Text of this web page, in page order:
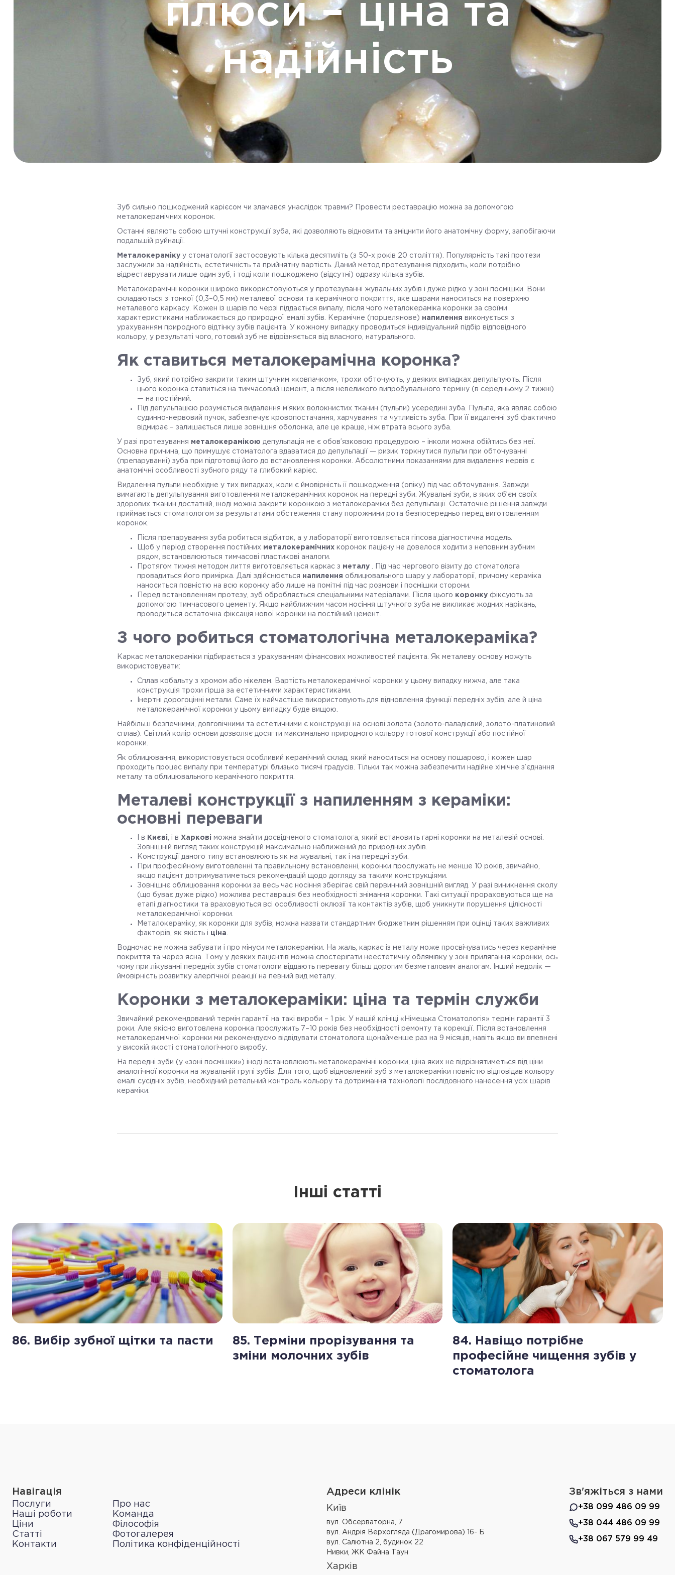
плюси – ціна та
надійність
Зуб сильно пошкоджений карієсом чи зламався унаслідок травми? Провести реставрацію можна за допомогою
металокерамічних коронок.
Останні являють собою штучні конструкції зуба, які дозволяють відновити та зміцнити його анатомічну форму, запобігаючи
подальшій руйнації.
Металокераміку у стоматології застосовують кілька десятиліть (з 50-х років 20 століття). Популярність такі протези
заслужили за надійність, естетичність та прийнятну вартість. Даний метод протезування підходить, коли потрібно
відреставрувати лише один зуб, і тоді коли пошкоджено (відсутні) одразу кілька зубів.
Металокерамічні коронки широко використовуються у протезуванні жувальних зубів і дуже рідко у зоні посмішки. Вони
складаються з тонкої (0,3–0,5 мм) металевої основи та керамічного покриття, яке шарами наноситься на поверхню
металевого каркасу. Кожен із шарів по черзі піддається випалу, після чого металокераміка коронки за своїми
характеристиками наближається до природної емалі зубів. Керамічне (порцелянове) напилення виконується з
урахуванням природного відтінку зубів пацієнта. У кожному випадку проводиться індивідуальний підбір відповідного
кольору, у результаті чого, готовий зуб не відрізняється від власного, натурального.
Як ставиться металокерамічна коронка?
Зуб, який потрібно закрити таким штучним «ковпачком», трохи обточують, у деяких випадках депульпують. Після
цього коронка ставиться на тимчасовий цемент, а після невеликого випробувального терміну (в середньому 2 тижні)
— на постійний.
Під депульпацією розуміється видалення м’яких волокнистих тканин (пульпи) усередині зуба. Пульпа, яка являє собою
судинно-нервовий пучок, забезпечує кровопостачання, харчування та чутливість зуба. При її видаленні зуб фактично
відмирає – залишається лише зовнішня оболонка, але це краще, ніж втрата всього зуба.
У разі протезування металокерамікою депульпація не є обов’язковою процедурою – інколи можна обійтись без неї.
Основна причина, що примушує стоматолога вдаватися до депульпації — ризик торкнутися пульпи при обточуванні
(препаруванні) зуба при підготовці його до встановлення коронки. Абсолютними показаннями для видалення нервів є
анатомічні особливості зубного ряду та глибокий карієс.
Видалення пульпи необхідне у тих випадках, коли є ймовірність її пошкодження (опіку) під час обточування. Завжди
вимагають депульпування виготовлення металокерамічних коронок на передні зуби. Жувальні зуби, в яких об’єм своїх
здорових тканин достатній, іноді можна закрити коронкою з металокераміки без депульпації. Остаточне рішення завжди
приймається стоматологом за результатами обстеження стану порожнини рота безпосередньо перед виготовленням
коронок.
Після препарування зуба робиться відбиток, а у лабораторії виготовляється гіпсова діагностична модель.
Щоб у період створення постійних металокерамічних коронок пацієну не довелося ходити з неповним зубним
рядом, встановлюються тимчасові пластикові аналоги.
Протягом тижня методом лиття виготовляється каркас з металу . Під час чергового візиту до стоматолога
провадиться його примірка. Далі здійснюється напилення облицювального шару у лабораторії, причому кераміка
наноситься повністю на всю коронку або лише на помітні під час розмови і посмішки сторони.
Перед встановленням протезу, зуб обробляється спеціальними матеріалами. Після цього коронку фіксують за
допомогою тимчасового цементу. Якщо найближчим часом носіння штучного зуба не викликає жодних нарікань,
проводиться остаточна фіксація нової коронки на постійний цемент.
З чого робиться стоматологічна металокераміка?
Каркас металокераміки підбирається з урахуванням фінансових можливостей пацієнта. Як металеву основу можуть
використовувати:
Сплав кобальту з хромом або нікелем. Вартість металокерамічної коронки у цьому випадку нижча, але така
конструкція трохи гірша за естетичними характеристиками.
Інертні дорогоцінні метали. Саме їх найчастіше використовують для відновлення функції передніх зубів, але й ціна
металокерамічної коронки у цьому випадку буде вищою.
Найбільш безпечними, довговічними та естетичними є конструкції на основі золота (золото-паладієвий, золото-платиновий
сплав). Світлий колір основи дозволяє досягти максимально природного кольору готової конструкції або постійної
коронки.
Як облицювання, використовується особливий керамічний склад, який наноситься на основу пошарово, і кожен шар
проходить процес випалу при температурі близько тисячі градусів. Тільки так можна забезпечити надійне хімічне з’єднання
металу та облицювального керамічного покриття.
Металеві конструкції з напиленням з кераміки:
основні переваги
І в Києві , і в Харкові можна знайти досвідченого стоматолога, який встановить гарні коронки на металевій основі.
Зовнішній вигляд таких конструкцій максимально наближений до природних зубів.
Конструкції даного типу встановлюють як на жувальні, так і на передні зуби.
При професійному виготовленні та правильному встановленні, коронки прослужать не менше 10 років, звичайно,
якщо пацієнт дотримуватиметься рекомендацій щодо догляду за такими конструкціями.
Зовнішнє облицювання коронки за весь час носіння зберігає свій первинний зовнішній вигляд. У разі виникнення сколу
(що буває дуже рідко) можлива реставрація без необхідності знімання коронки. Такі ситуації прораховуються ще на
етапі діагностики та враховуються всі особливості оклюзії та контактів зубів, щоб уникнути порушення цілісності
металокерамічної коронки.
Металокераміку, як коронки для зубів, можна назвати стандартним бюджетним рішенням при оцінці таких важливих
факторів, як якість і ціна
Водночас не можна забувати і про мінуси металокераміки. На жаль, каркас із металу може просвічуватись через керамічне
покриття та через ясна. Тому у деяких пацієнтів можна спостерігати неестетичну облямівку у зоні прилягання коронки, ось
чому при лікуванні передніх зубів стоматологи віддають перевагу більш дорогим безметаловим аналогам. Інший недолік —
ймовірність розвитку алергічної реакції на певний вид металу.
Коронки з металокераміки: ціна та термін служби
Звичайний рекомендований термін гарантії на такі вироби – 1 рік. У нашій клініці «Німецька Стоматологія» термін гарантії 3
роки. Але якісно виготовлена ​​коронка прослужить 7–10 років без необхідності ремонту та корекції. Після встановлення
металокерамічної коронки ми рекомендуємо відвідувати стоматолога щонайменше раз на 9 місяців, навіть якщо ви впевнені
у високій якості стоматологічного виробу.
На передні зуби (у «зоні посмішки») іноді встановлюють металокерамічні коронки, ціна яких не відрізнятиметься від ціни
аналогічної коронки на жувальній групі зубів. Для того, щоб відновлений зуб з металокераміки повністю відповідав кольору
емалі сусідніх зубів, необхідний ретельний контроль кольору та дотримання технології послідовного нанесення усіх шарів
кераміки.
Інші статті
86. Вибір зубної щітки та пасти
85. Терміни прорізування та
зміни молочних зубів
84. Навіщо потрібне
професійне чищення зубів у
стоматолога
Навігація
Послуги
Наші роботи
Ціни
Статті
Контакти
Про нас
Команда
Філософія
Фотогалерея
Політика конфіденційності
Адреси клінік
Київ
вул. Обсерваторна, 7
вул. Андрія Верхогляда (Драгомирова) 16- Б
вул. Салютна 2, будинок 22
Нивки, ЖК Файна Таун
Харків
Зв'яжіться з нами
+38 099 486 09 99
+38 044 486 09 99
+38 067 579 99 49